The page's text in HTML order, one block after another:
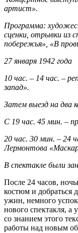
артист».
Программа:
сценки, отрывки из
побережья», «В
27 января 1942 года
10 час. – 14 час. –
запад».
Затем выезд на два
С 19 час. 45 мин. –
20 час. 30 мин. – 24
Лермонтова
В спектакле были
После 24 часов,
костюм и добраться
ужин, немного
нового спектакля, а
со знанием этого
работы над новым